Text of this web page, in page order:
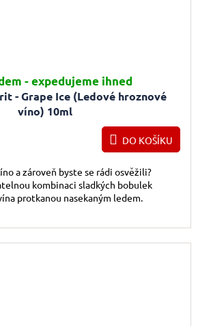
- Grape Ice (Ledové hroznové
víno) 10ml
produktu je 4,0 z 5 hvězdiček.
- expedujeme ihned
DO KOŠÍKU
a zároveň byste se rádi osvěžili?
kombinaci sladkých bobulek
protkanou nasekaným ledem.